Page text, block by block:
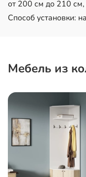
от 200 см до 210
Способ установки:
Мебель из